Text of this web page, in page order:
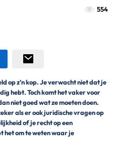
554
op z’n kop. Je verwacht niet dat je
hebt. Toch komt het vaker voor
niet goed wat ze moeten doen.
als er ook juridische vragen op
of je recht op een
het om te weten waar je